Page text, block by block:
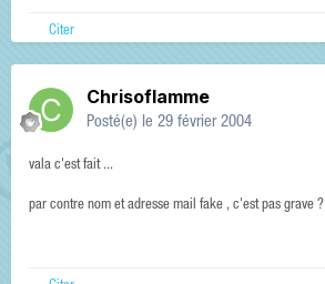
Citer
Chrisoflamme
Posté(e) le 29 février 2004
vala c'est fait ...
par contre nom et adresse mail fake , c'est pas grave ?